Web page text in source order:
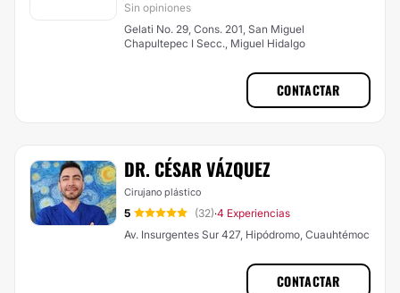
Sin opiniones
Gelati No. 29, Cons. 201, San Miguel
Chapultepec I Secc., Miguel Hidalgo
CONTACTAR
DR. CÉSAR VÁZQUEZ
Cirujano plástico
5 (32)·4 Experiencias
Av. Insurgentes Sur 427, Hipódromo, Cuauhtémoc
CONTACTAR